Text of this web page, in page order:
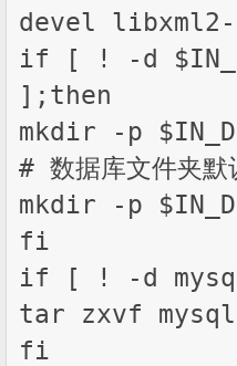
devel
if [ ! -d
];then
mkdir -p
# 数据库文件夹
mkdir -p
fi
if [ ! -d
tar zxvf
fi